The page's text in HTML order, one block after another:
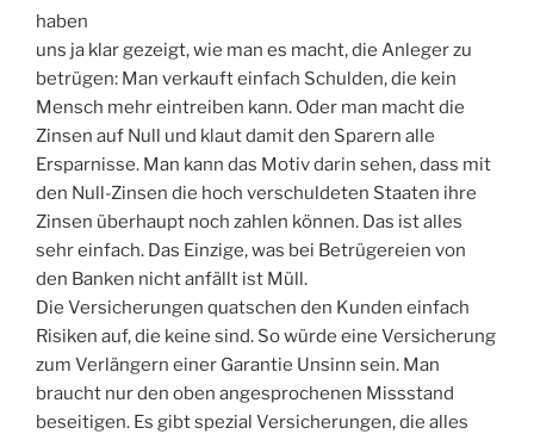
haben
uns ja klar gezeigt, wie man es macht, die Anleger zu
betrügen: Man verkauft einfach Schulden, die kein
Mensch mehr eintreiben kann. Oder man macht die
Zinsen auf Null und klaut damit den Sparern alle
Ersparnisse. Man kann das Motiv darin sehen, dass mit
den Null-Zinsen die hoch verschuldeten Staaten ihre
Zinsen überhaupt noch zahlen können. Das ist alles
sehr einfach. Das Einzige, was bei Betrügereien von
den Banken nicht anfällt ist Müll.
Die Versicherungen quatschen den Kunden einfach
Risiken auf, die keine sind. So würde eine Versicherung
zum Verlängern einer Garantie Unsinn sein. Man
braucht nur den oben angesprochenen Missstand
beseitigen. Es gibt spezial Versicherungen, die alles